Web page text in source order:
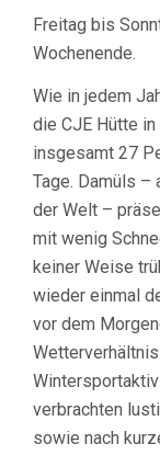
Freitag bis
Wochenende.
Wie in jedem
die CJE Hütte
insgesamt 27
Tage. Damüls –
der Welt –
mit wenig
keiner Weise
wieder einmal
vor dem
verbrachten
sowie nach